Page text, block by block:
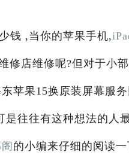
钱 ,当你的苹果手机,
修店维修呢?但对于小
苹果15换原装屏幕服
往往有这种想法的人
的小编来仔细的阅读